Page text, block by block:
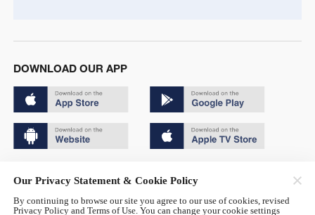
DOWNLOAD OUR APP
Our Privacy Statement & Cookie Policy
By continuing to browse our site you agree to our use of cookies, revised
Privacy Policy and Terms of Use. You can change your cookie settings